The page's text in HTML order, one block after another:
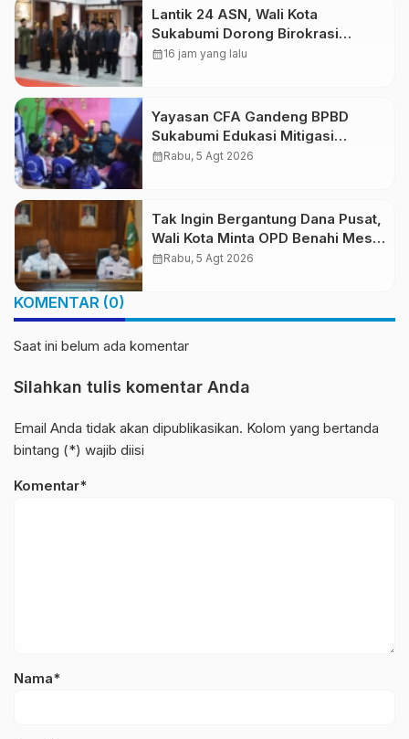
Lantik 24 ASN, Wali Kota
Sukabumi Dorong Birokrasi
Profesional dan Adaptif
calendar_month16 jam yang lalu
Yayasan CFA Gandeng BPBD
Sukabumi Edukasi Mitigasi
Bencana untuk Anak Usia Dini
calendar_monthRabu, 5 Agt 2026
Tak Ingin Bergantung Dana Pusat,
Wali Kota Minta OPD Benahi Mesin
PAD
calendar_monthRabu, 5 Agt 2026
KOMENTAR (0)
Saat ini belum ada komentar
Silahkan tulis komentar Anda
Email Anda tidak akan dipublikasikan. Kolom yang bertanda
bintang (*) wajib diisi
Komentar*
Nama*